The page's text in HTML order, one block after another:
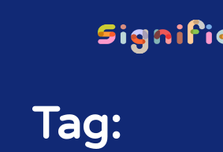
Tag: